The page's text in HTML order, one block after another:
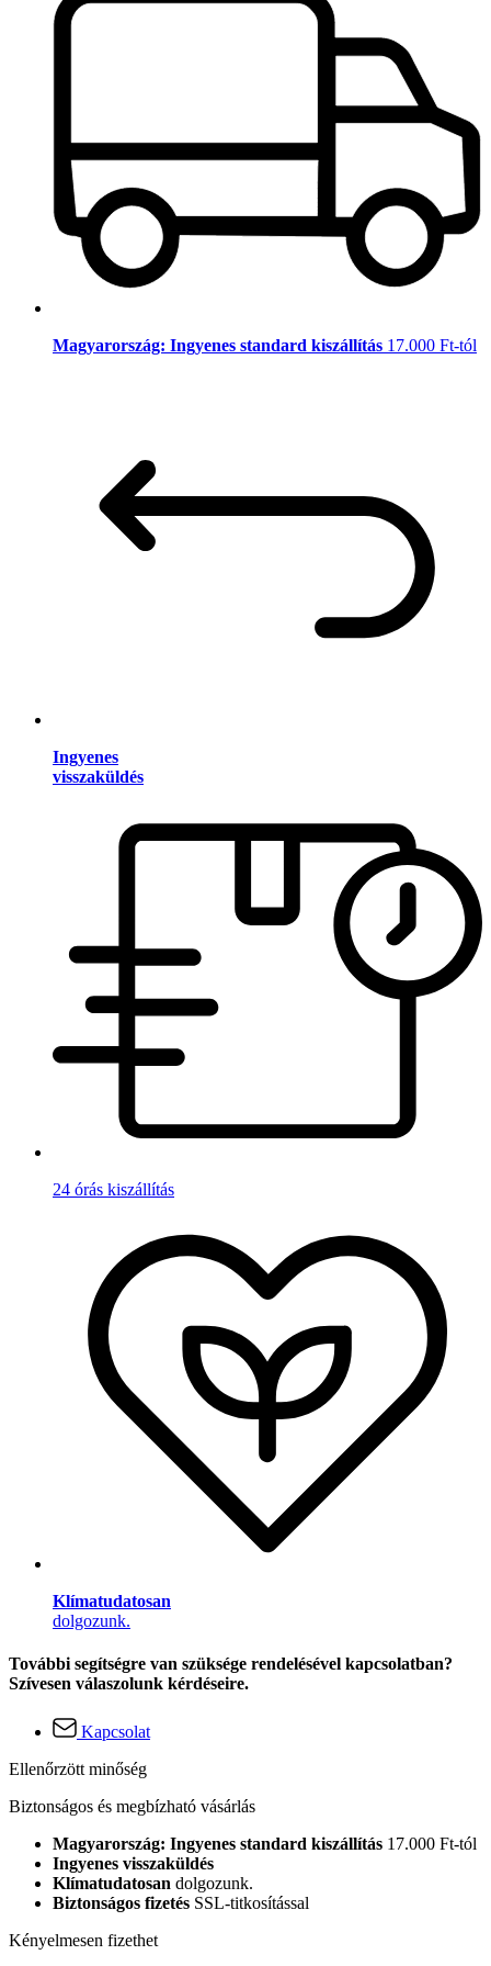
Magyarország: Ingyenes standard kiszállítás 17.000 Ft-tól
Ingyenes
visszaküldés
24 órás kiszállítás
Klímatudatosan
dolgozunk.
További segítségre van szüksége rendelésével kapcsolatban?
Szívesen válaszolunk kérdéseire.
Kapcsolat
Ellenőrzött minőség
Biztonságos és megbízható vásárlás
Magyarország: Ingyenes standard kiszállítás 17.000 Ft-tól
Ingyenes visszaküldés
Klímatudatosan dolgozunk.
Biztonságos fizetés SSL-titkosítással
Kényelmesen fizethet